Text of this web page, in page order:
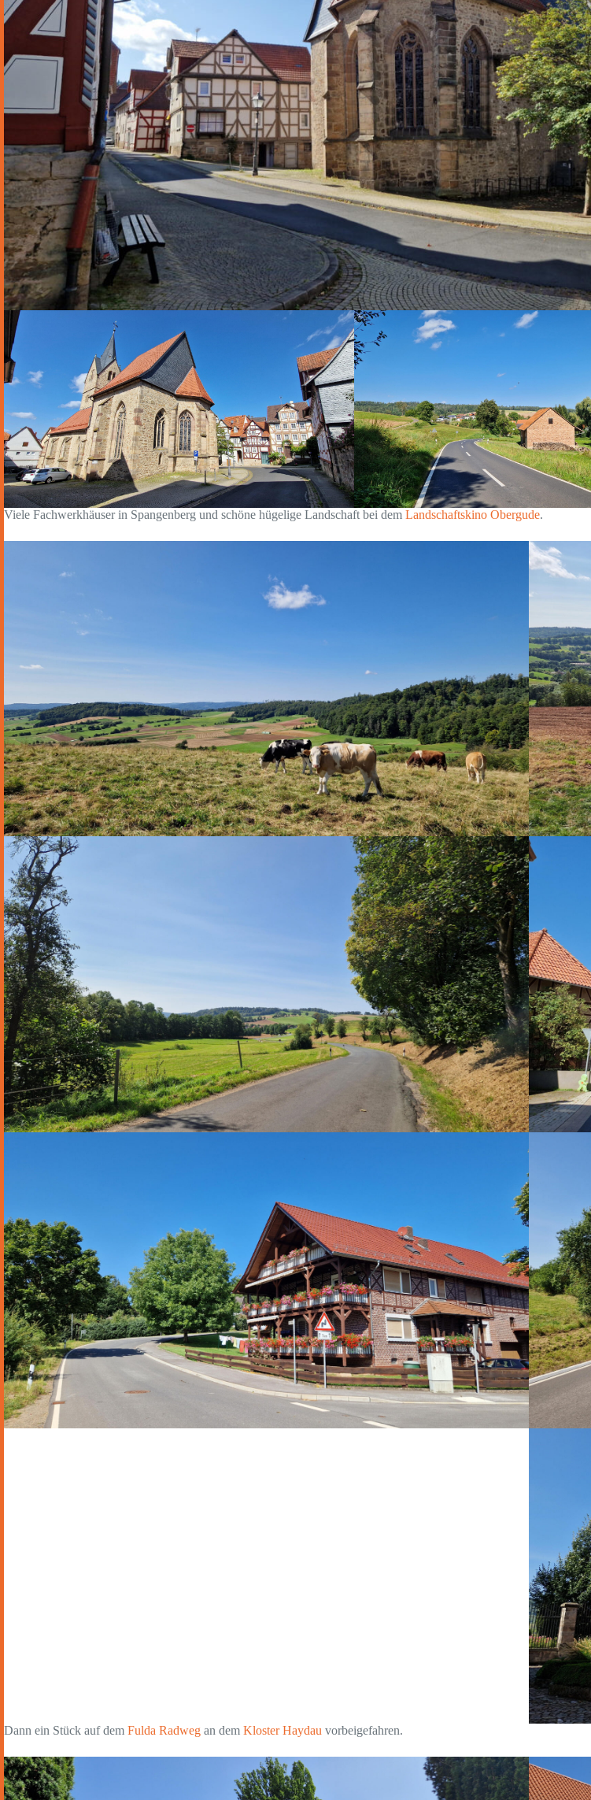
Viele Fachwerkhäuser in Spangenberg und schöne hügelige Landschaft bei dem Landschaftskino Obergude.
Dann ein Stück auf dem Fulda Radweg an dem Kloster Haydau vorbeigefahren.